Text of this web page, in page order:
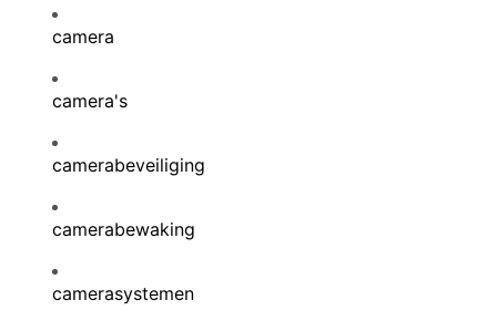
camera
camera's
camerabeveiliging
camerabewaking
camerasystemen